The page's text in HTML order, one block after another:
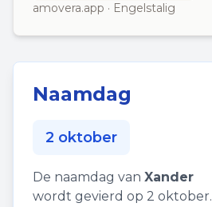
amovera.app · Engelstalig
Naamdag
2 oktober
De naamdag van Xander
wordt gevierd op 2 oktober.